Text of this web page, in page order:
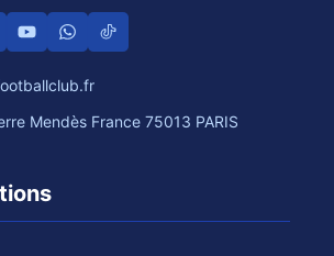
Mendès France 75013 PARIS